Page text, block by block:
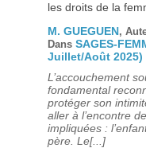
les droits de la
M. GUEGUEN,
Dans SAGES-
Juillet/Août 2025)
L’accouchement
fondamental
protéger son
aller à l’encontre
impliquées :
père. Le[...]